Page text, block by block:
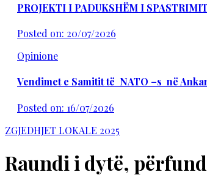
PROJEKTI I PADUKSHËM I
Posted on: 20/07/2026
Opinione
Vendimet e Samitit të NATO –s në
Posted on: 16/07/2026
ZGJEDHJET LOKALE 2025
Raundi i dytë,